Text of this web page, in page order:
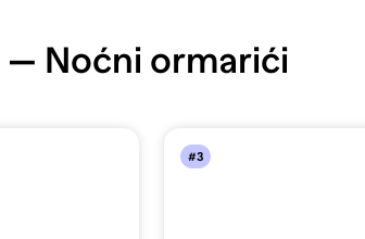
— Noćni ormarići
#3